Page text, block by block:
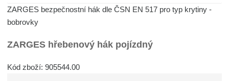
ZARGES bezpečnostní hák dle ČSN EN 517 pro typ krytiny -
bobrovky
ZARGES hřebenový hák pojízdný
Kód zboží: 905544.00